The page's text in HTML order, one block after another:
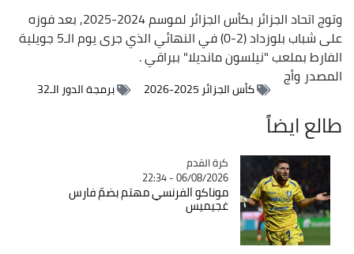
وتوج اتحاد الجزائر بكأس الجزائر لموسم 2024-2025, بعد فوزه
على شباب بلوزداد (2-0) في النهائي الذي جرى يوم الـ5 جويلية
الفارط بملعب "نيلسون مانديلا" ببراقي .
المصدروأج
كأس الجزائر 2025-2026 برمجة الدور الـ32
طالع ايضاً
Catégorie
كرة القدم
06/08/2026 - 22:34
موناكو الفرنسي مهتم بضمّ فارس
غجيميس